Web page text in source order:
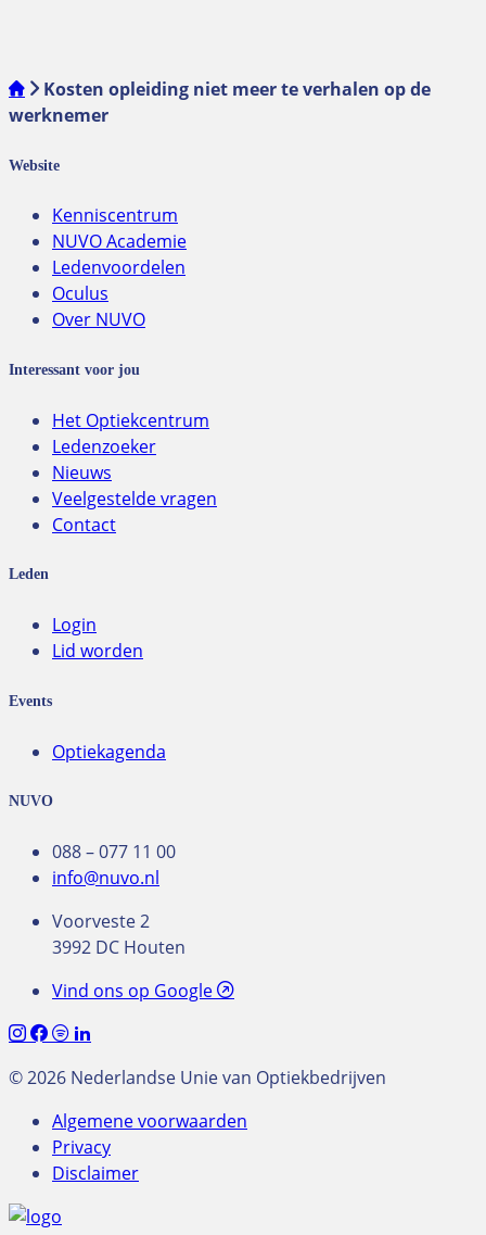
Kosten opleiding niet meer te verhalen op de
werknemer
Website
Kenniscentrum
NUVO Academie
Ledenvoordelen
Oculus
Over NUVO
Interessant voor jou
Het Optiekcentrum
Ledenzoeker
Nieuws
Veelgestelde vragen
Contact
Leden
Login
Lid worden
Events
Optiekagenda
NUVO
088 – 077 11 00
info@nuvo.nl
Voorveste 2
3992 DC Houten
Vind ons op Google
© 2026 Nederlandse Unie van Optiekbedrijven
Algemene voorwaarden
Privacy
Disclaimer